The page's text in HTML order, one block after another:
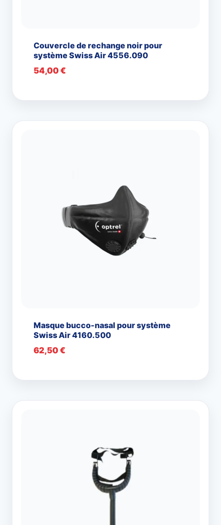
Couvercle de rechange noir pour
système Swiss Air 4556.090
54,00€
Masque bucco-nasal pour système
Swiss Air 4160.500
62,50€